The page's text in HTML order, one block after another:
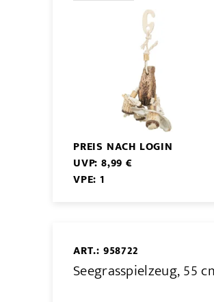
PREIS NACH LOGIN
UVP: 8,99 €
VPE: 1
ART.: 958722
Seegrasspielzeug, 55